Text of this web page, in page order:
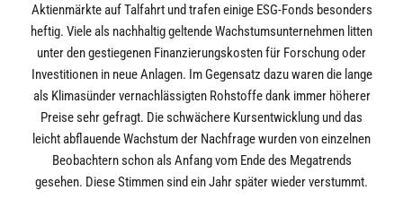
Aktienmärkte auf Talfahrt und trafen einige ESG-Fonds besonders
heftig. Viele als nachhaltig geltende Wachstumsunternehmen litten
unter den gestiegenen Finanzierungskosten für Forschung oder
Investitionen in neue Anlagen. Im Gegensatz dazu waren die lange
als Klimasünder vernachlässigten Rohstoffe dank immer höherer
Preise sehr gefragt. Die schwächere Kursentwicklung und das
leicht abflauende Wachstum der Nachfrage wurden von einzelnen
Beobachtern schon als Anfang vom Ende des Megatrends
gesehen. Diese Stimmen sind ein Jahr später wieder verstummt.